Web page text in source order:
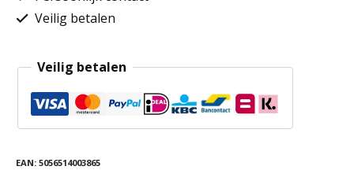
Veilig betalen
Veilig betalen
EAN: 5056514003865